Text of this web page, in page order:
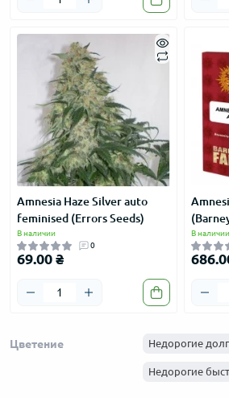
Amnesia Haze Silver auto
feminised (Errors Seeds)
В наличии
0
69.00 ₴
В наличии
Цветение Недорогие
Недорогие